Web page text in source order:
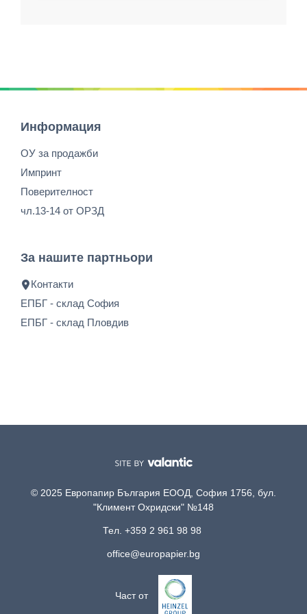
Информация
ОУ за продажби
Импринт
Поверителност
чл.13-14 от ОРЗД
За нашите партньори
Контакти
ЕПБГ - склад София
ЕПБГ - склад Пловдив
© 2025 Европапир България ЕООД, София 1756, бул.
"Климент Охридски" №148
Тел. +359 2 961 98 98
office@europapier.bg
Част от